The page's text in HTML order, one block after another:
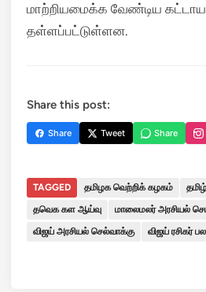
மாற்றியமைக்க வேண்டிய
தள்ளப்பட்டுள்ளன.
Share this post:
Share Tweet Share
TAGGED தமிழக வெற்றிக் கழகம்
தவெக கள ஆய்வு
மாலைமலர் அரசியல்
விஜய் அரசியல் செல்வாக்கு
விஜய் ரசிகர்